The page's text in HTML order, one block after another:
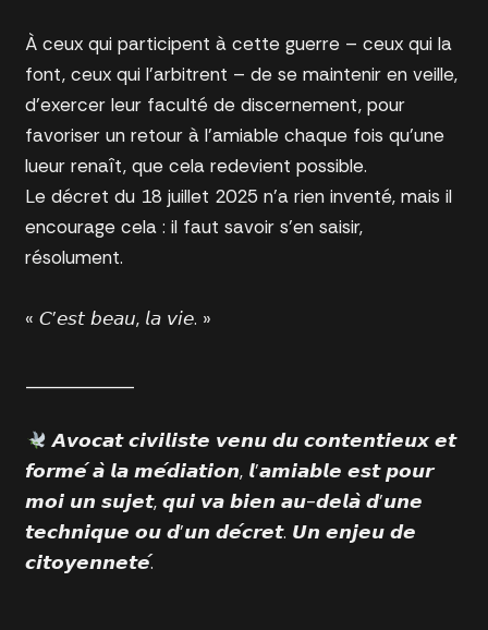
À ceux qui participent à cette guerre – ceux qui la
font, ceux qui l’arbitrent – de se maintenir en veille,
d’exercer leur faculté de discernement, pour
favoriser un retour à l’amiable chaque fois qu’une
lueur renaît, que cela redevient possible.
Le décret du 18 juillet 2025 n’a rien inventé, mais il
encourage cela : il faut savoir s’en saisir,
résolument.
« 𝘊’𝘦𝘴𝘵 𝘣𝘦𝘢𝘶, 𝘭𝘢 𝘷𝘪𝘦. »
𝘼𝙫𝙤𝙘𝙖𝙩 𝙘𝙞𝙫𝙞𝙡𝙞𝙨𝙩𝙚 𝙫𝙚𝙣𝙪 𝙙𝙪 𝙘𝙤𝙣𝙩𝙚𝙣𝙩𝙞𝙚𝙪𝙭 𝙚𝙩
𝙛𝙤𝙧𝙢𝙚́ 𝙖̀ 𝙡𝙖 𝙢𝙚́𝙙𝙞𝙖𝙩𝙞𝙤𝙣, 𝙡’𝙖𝙢𝙞𝙖𝙗𝙡𝙚 𝙚𝙨𝙩 𝙥𝙤𝙪𝙧
𝙢𝙤𝙞 𝙪𝙣 𝙨𝙪𝙟𝙚𝙩, 𝙦𝙪𝙞 𝙫𝙖 𝙗𝙞𝙚𝙣 𝙖𝙪-𝙙𝙚𝙡𝙖̀ 𝙙’𝙪𝙣𝙚
𝙩𝙚𝙘𝙝𝙣𝙞𝙦𝙪𝙚 𝙤𝙪 𝙙’𝙪𝙣 𝙙𝙚́𝙘𝙧𝙚𝙩. 𝙐𝙣 𝙚𝙣𝙟𝙚𝙪 𝙙𝙚
𝙘𝙞𝙩𝙤𝙮𝙚𝙣𝙣𝙚𝙩𝙚́.